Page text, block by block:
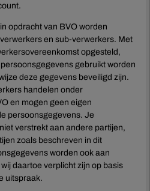
opdracht van BVO worden
en sub-verwerkers. Met
opgesteld,
gebruikt worden
deze gegevens beveiligd zijn.
handelen onder
en mogen geen eigen
persoonsgegevens. Je
verstrekt aan andere partijen,
zoals beschreven in dit
worden ook aan
daartoe verplicht zijn op basis
uitspraak.